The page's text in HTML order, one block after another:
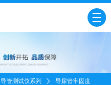
导管测试仪系列
导尿管牢固度